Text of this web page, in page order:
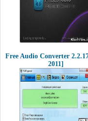
Free Audio Converter
2011]